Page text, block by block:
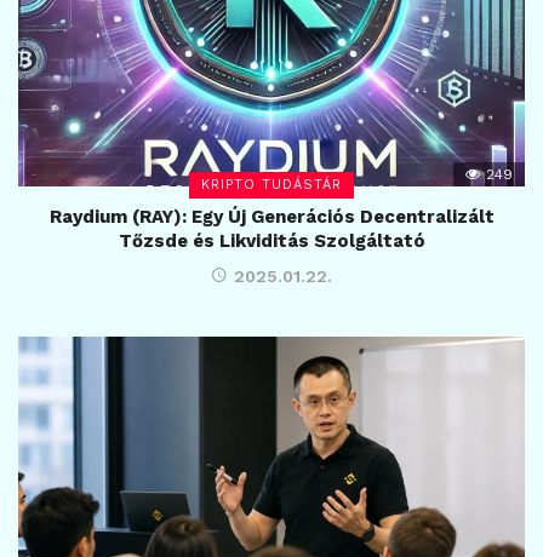
KRIPTO TUDÁSTÁR
249
Raydium (RAY): Egy Új Generációs Decentralizált
Tőzsde és Likviditás Szolgáltató
2025.01.22.